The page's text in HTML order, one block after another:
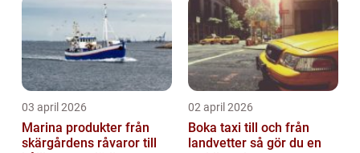
03 april 2026
Marina produkter från
skärgårdens råvaror till
02 april 2026
Boka taxi till och från
landvetter så gör du en